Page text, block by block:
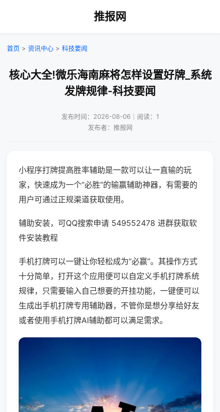
推报网
首页 > 资讯中心 > 科技要闻
核心大全!微乐海南麻将怎样设置好牌_系统
发牌规律-科技要闻
发布时间：2026-08-06｜阅读：1
发布者：推报网
小程序打牌提高胜率辅助是一款可以让一直输的玩
家，快速成为一个“必胜”的输赢辅助神器，有需要的
用户可通过正规渠道获取使用。
辅助安装，可QQ搜索申请 549552478 进群获取软
件安装教程
手机打牌可以一键让你轻松成为“必赢”。其操作方式
十分简单，打开这个应用便可以自定义手机打牌系统
规律，只需要输入自己想要的开挂功能，一键便可以
生成出手机打牌专用辅助器，不管你是想分享给好友
或者使用手机打牌AI辅助都可以满足需求。